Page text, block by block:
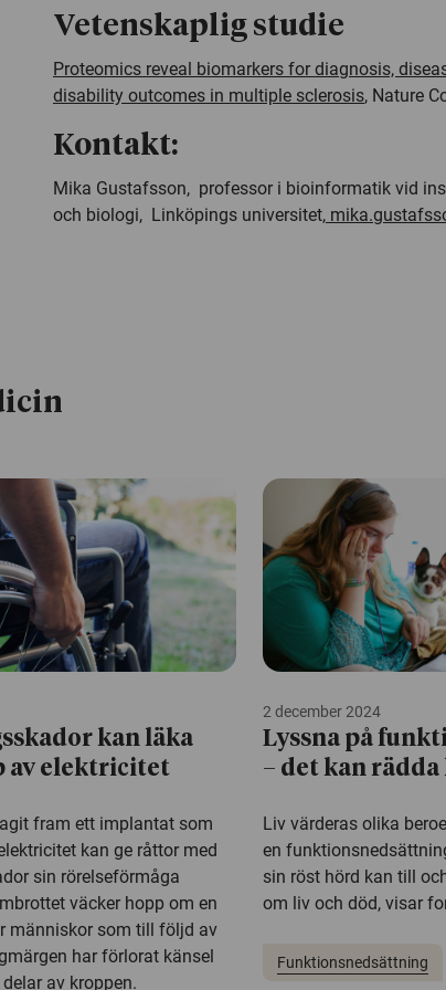
Vetenskaplig studie
Proteomics reveal biomarkers for diagnosis,
disability outcomes in multiple sclerosis, Nature
Kontakt:
Mika Gustafsson, professor i bioinformatik vid
och biologi, Linköpings universitet,
kan läka
av elektricitet
fram ett implantat som
kan ge råttor med
sin rörelseförmåga
väcker hopp om en
människor som till följd av
har förlorat känsel
av kroppen.
2 december 2024
Lyssna på
– det kan rädda
Liv värderas olika
en
sin röst hörd kan till
om liv och död, visar
Funktionsnedsättning